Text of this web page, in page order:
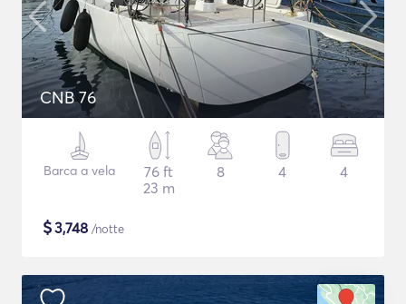
CNB 76
Barca a vela
76 ft
23 m
8 4 4
$3,748 /notte